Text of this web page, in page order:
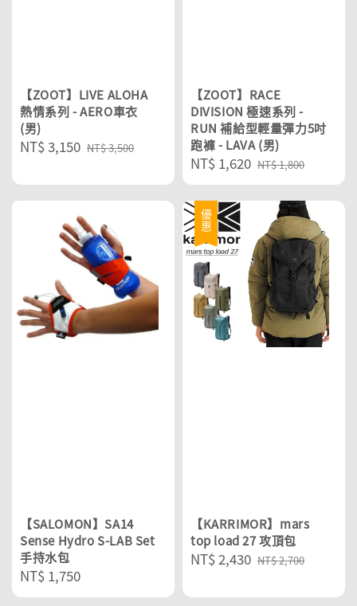
【ZOOT】LIVE ALOHA
熱情系列 - AERO車衣
(男)
Sale
NT$ 3,150 Regular
NT$ 3,500
【ZOOT】RACE
DIVISION 極速系列 -
RUN 補給型輕量彈力5吋
跑褲 - LAVA (男)
Sale
price
NT$ 1,620 Regular
price
NT$ 1,800
【SALOMON】SA14
Sense Hydro S-LAB Set
手持水包
Regular
price
NT$ 1,750
優惠
【KARRIMOR】mars
top load 27 攻頂包
Sale
NT$ 2,430 Regular
NT$ 2,700